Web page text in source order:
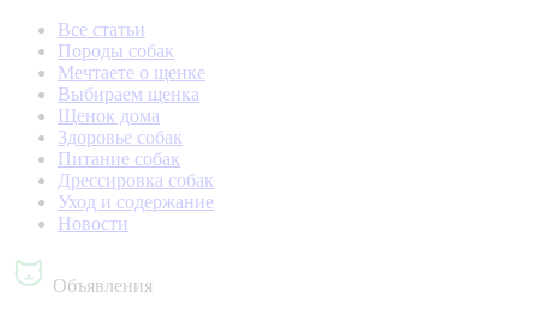
Все статьи
Породы собак
Мечтаете о щенке
Выбираем щенка
Щенок дома
Здоровье собак
Питание собак
Дрессировка собак
Уход и содержание
Новости
Объявления